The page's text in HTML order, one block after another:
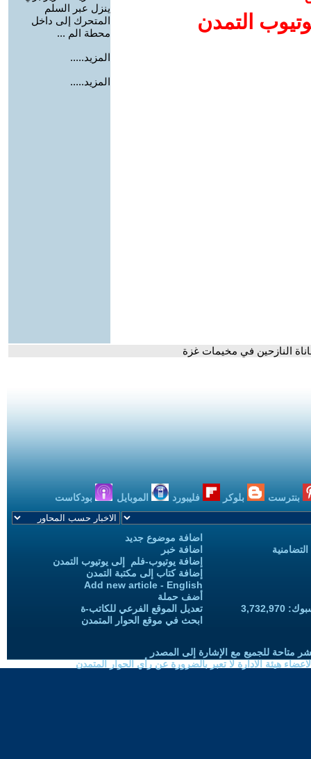
التمدن
ينزل عبر السلم
المتحرك إلى داخل
محطة الم ...
المزيد.....
المزيد.....
النازحين في مخيمات غزة
بنترست بلوكر فليبورد الموبايل بودكاست
اضافة موضوع جديد
اضافة خبر
إضافة يوتيوب-فلم إلى يوتيوب التمدن
إضافة كتاب إلى مكتبة التمدن
Add new article - English
أضف حملة
تعديل الموقع الفرعي للكاتب-ة
ابحث في موقع الحوار المتمدن
متاحة للجميع مع الإشارة إلى المصدر
هيئة الادارة لا تعبر بالضرورة عن رأي الحوار المتمدن